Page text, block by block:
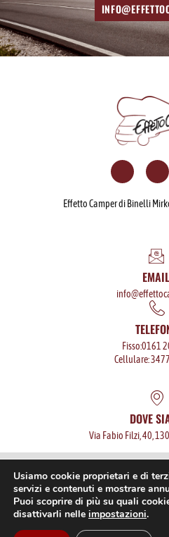
Effetto Camper di Binelli
EMAIL
Fisso:0161
Cellulare:
DOVE
Via Fabio Filzi, 40,
Camper usati Noleggio
Manutenzione
Usiamo cookie proprietari e di
servizi e contenuti e mostrare
Puoi scoprire di più su quali
disattivarli nelle impostazioni.